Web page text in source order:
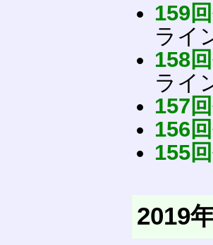
159
ライ
158
ライ
157
156
155
2019